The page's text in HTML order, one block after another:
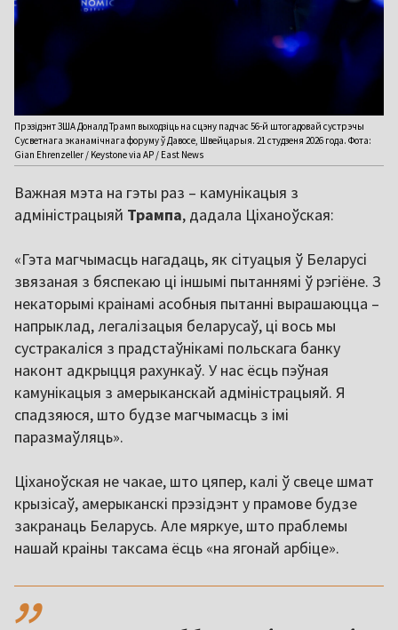
Прэзідэнт ЗША Доналд Трамп выходзіць на сцэну падчас 56-й штогадовай сустрэчы
Сусветнага эканамічнага форуму ў Давосе, Швейцарыя. 21 студзеня 2026 года. Фота:
Gian Ehrenzeller / Keystone via AP / East News
Важная мэта на гэты раз – камунікацыя з
адміністрацыяй Трампа, дадала Ціханоўская:
«Гэта магчымасць нагадаць, як сітуацыя ў Беларусі
звязаная з бяспекаю ці іншымі пытаннямі ў рэгіёне. З
некаторымі краінамі асобныя пытанні вырашаюцца –
напрыклад, легалізацыя беларусаў, ці вось мы
сустракаліся з прадстаўнікамі польскага банку
наконт адкрыцця рахункаў. У нас ёсць пэўная
камунікацыя з амерыканскай адміністрацыяй. Я
спадзяюся, што будзе магчымасць з імі
паразмаўляць».
Ціханоўская не чакае, што цяпер, калі ў свеце шмат
крызісаў, амерыканскі прэзідэнт у прамове будзе
закранаць Беларусь. Але мяркуе, што праблемы
нашай краіны таксама ёсць «на ягонай арбіце».
,,